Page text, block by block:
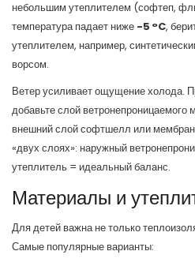
небольшим утеплителем (софтеп,
температура падает ниже -5 °C,
утеплителем, например,
ворсом.
Ветер усиливает ощущение холода.
добавьте слой
внешний слой софтшелл или
«двух слоях»: наружный
утеплитель = идеальный баланс.
Материалы и
Для детей важна не только
Самые популярные варианты: